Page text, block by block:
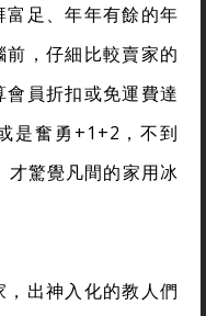
足、年年有餘的年
，仔細比較賣家的
員折扣或免運費達
是奮勇+1+2，不到
才驚覺凡間的家用冰
出神入化的教人們